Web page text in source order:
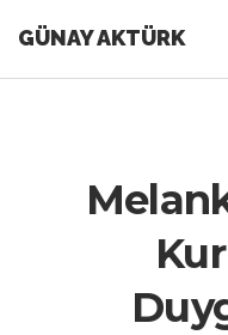
GÜNAY AKTÜRK